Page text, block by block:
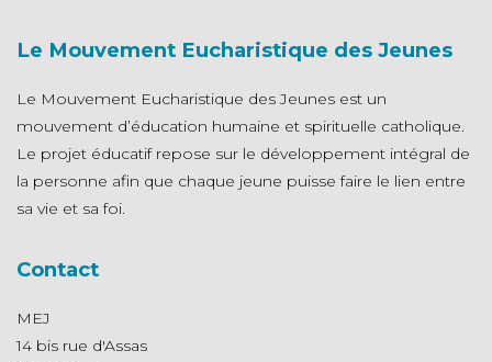
Le Mouvement Eucharistique des Jeunes
Le Mouvement Eucharistique des Jeunes est un
mouvement d’éducation humaine et spirituelle catholique.
Le projet éducatif repose sur le développement intégral de
la personne afin que chaque jeune puisse faire le lien entre
sa vie et sa foi.
Contact
MEJ
14 bis rue d'Assas